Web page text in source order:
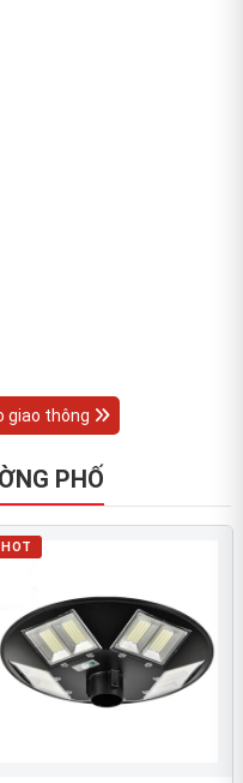
giao thông
PHỐ
HOT